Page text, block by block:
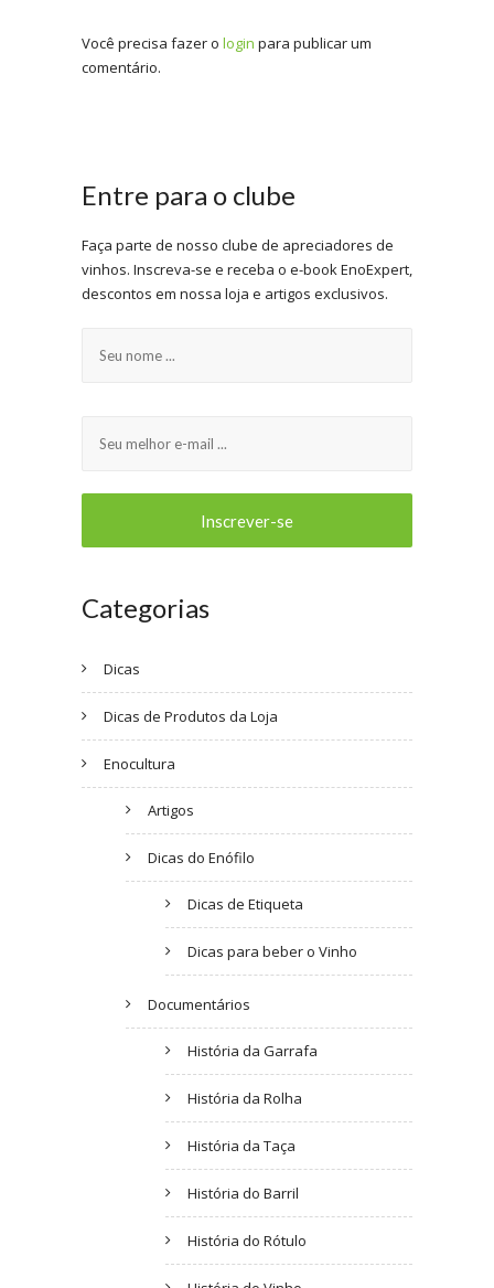
Você precisa fazer o login para publicar um
comentário.
Entre para o clube
Faça parte de nosso clube de apreciadores de
vinhos. Inscreva-se e receba o e-book EnoExpert,
descontos em nossa loja e artigos exclusivos.
Categorias
Dicas
Dicas de Produtos da Loja
Enocultura
Artigos
Dicas do Enófilo
Dicas de Etiqueta
Dicas para beber o Vinho
Documentários
História da Garrafa
História da Rolha
História da Taça
História do Barril
História do Rótulo